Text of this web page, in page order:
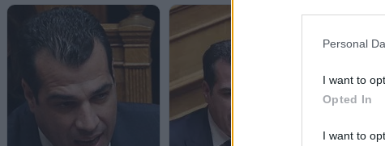
Personal
I want to
Opted In
I want to